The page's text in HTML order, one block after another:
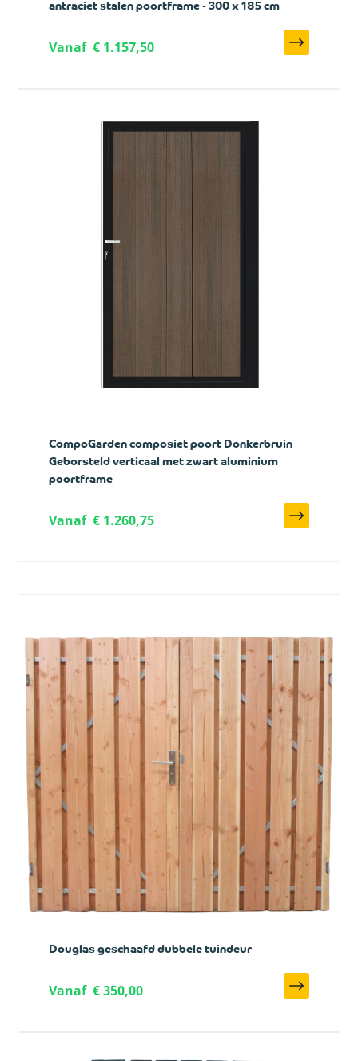
antraciet stalen poortframe - 300 x 185 cm
€ 1.157,50
Vanaf
CompoGarden composiet poort Donkerbruin
Geborsteld verticaal met zwart aluminium
poortframe
€ 1.260,75
Vanaf
Douglas geschaafd dubbele tuindeur
€ 350,00
Vanaf